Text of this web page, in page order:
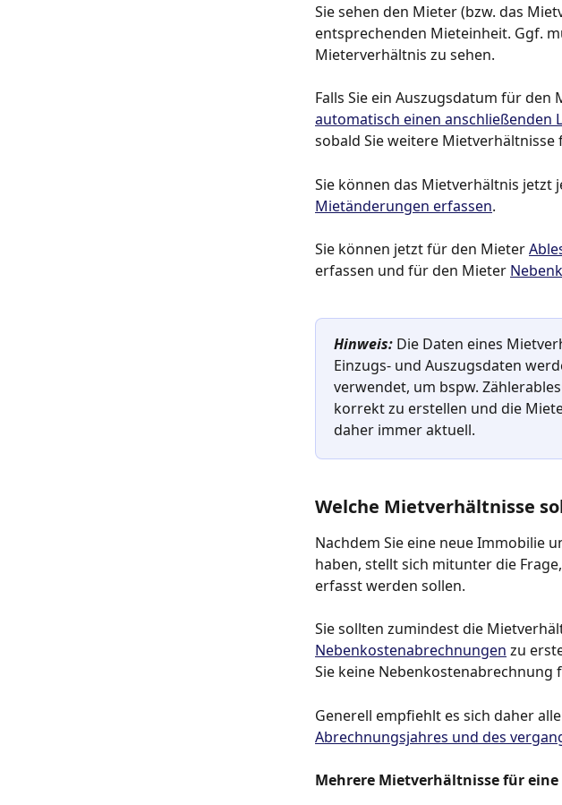
Sie sehen den Mieter (bzw. das
entsprechenden Mieteinheit. Ggf.
Mieterverhältnis zu sehen.
Falls Sie ein Auszugsdatum für
automatisch einen anschließenden
sobald Sie weitere
Sie können das Mietverhältnis jetzt
Mietänderungen erfassen.
Sie können jetzt für den Mieter
erfassen und für den Mieter
Hinweis: Die Daten eines
Einzugs- und Auszugsdaten
verwendet, um bspw.
korrekt zu erstellen und die
daher immer aktuell.
Welche Mietverhältnisse
Nachdem Sie eine neue Immobilie
haben, stellt sich mitunter die
erfasst werden sollen.
Sie sollten zumindest die
Nebenkostenabrechnungen zu
Sie keine Nebenkostenabrechnung
Generell empfiehlt es sich daher
Abrechnungsjahres und des
Mehrere Mietverhältnisse für